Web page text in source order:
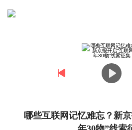
哪些互联网记忆难忘？新